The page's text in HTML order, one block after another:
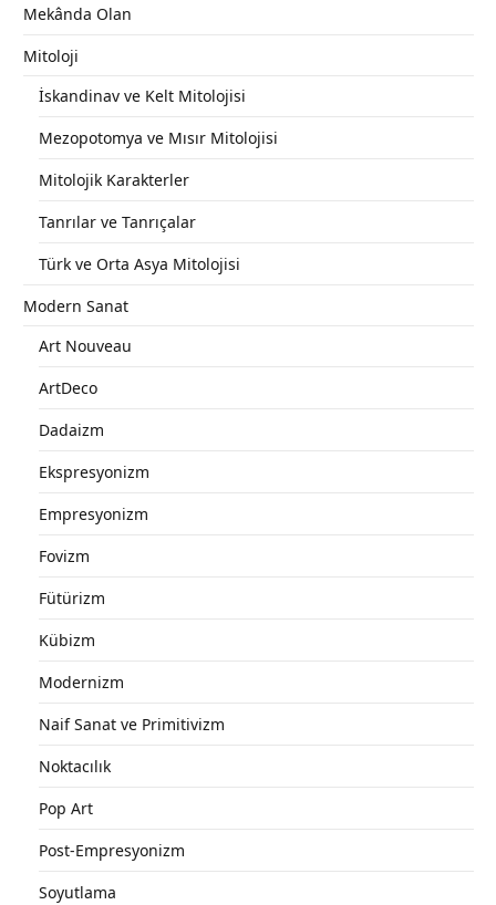
Mekânda Olan
Mitoloji
İskandinav ve Kelt Mitolojisi
Mezopotomya ve Mısır Mitolojisi
Mitolojik Karakterler
Tanrılar ve Tanrıçalar
Türk ve Orta Asya Mitolojisi
Modern Sanat
Art Nouveau
ArtDeco
Dadaizm
Ekspresyonizm
Empresyonizm
Fovizm
Fütürizm
Kübizm
Modernizm
Naif Sanat ve Primitivizm
Noktacılık
Pop Art
Post-Empresyonizm
Soyutlama